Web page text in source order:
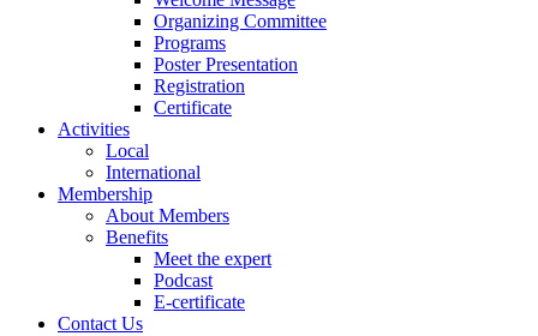
Organizing Committee
Programs
Poster Presentation
Registration
Certificate
Activities
Local
International
Membership
About Members
Benefits
Meet the expert
Podcast
E-certificate
Contact Us